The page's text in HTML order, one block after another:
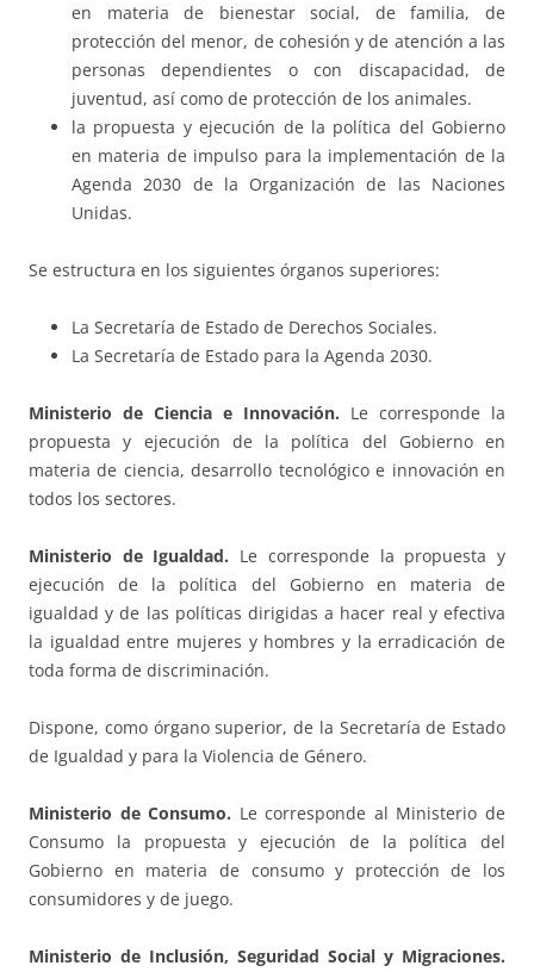
en materia de bienestar social, de familia, de
protección del menor, de cohesión y de atención a las
personas dependientes o con discapacidad, de
juventud, así como de protección de los animales.
la propuesta y ejecución de la política del Gobierno
en materia de impulso para la implementación de la
Agenda 2030 de la Organización de las Naciones
Unidas.
Se estructura en los siguientes órganos superiores:
La Secretaría de Estado de Derechos Sociales.
La Secretaría de Estado para la Agenda 2030.
Ministerio de Ciencia e Innovación. Le corresponde la
propuesta y ejecución de la política del Gobierno en
materia de ciencia, desarrollo tecnológico e innovación en
todos los sectores.
Ministerio de Igualdad. Le corresponde la propuesta y
ejecución de la política del Gobierno en materia de
igualdad y de las políticas dirigidas a hacer real y efectiva
la igualdad entre mujeres y hombres y la erradicación de
toda forma de discriminación.
Dispone, como órgano superior, de la Secretaría de Estado
de Igualdad y para la Violencia de Género.
Ministerio de Consumo. Le corresponde al Ministerio de
Consumo la propuesta y ejecución de la política del
Gobierno en materia de consumo y protección de los
consumidores y de juego.
Ministerio de Inclusión, Seguridad Social y Migraciones.